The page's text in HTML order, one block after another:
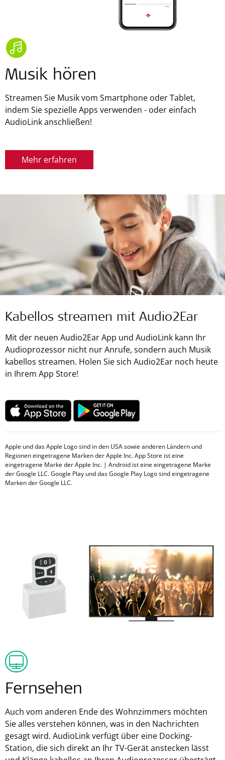
Musik hören
Streamen Sie Musik vom Smartphone oder Tablet,
indem Sie spezielle Apps verwenden - oder einfach
AudioLink anschließen!
Mehr erfahren
Kabellos streamen mit Audio2Ear
Mit der neuen Audio2Ear App und AudioLink kann Ihr
Audioprozessor nicht nur Anrufe, sondern auch Musik
kabellos streamen. Holen Sie sich Audio2Ear noch heute
in Ihrem App Store!
Apple und das Apple Logo sind in den USA sowie anderen Ländern und
Regionen eingetragene Marken der Apple Inc. App Store ist eine
eingetragene Marke der Apple Inc. | Android ist eine eingetragene Marke
der Google LLC. Google Play und das Google Play Logo sind eingetragene
Marken der Google LLC.
Fernsehen
Auch vom anderen Ende des Wohnzimmers möchten
Sie alles verstehen können, was in den Nachrichten
gesagt wird. AudioLink verfügt über eine Docking-
Station, die sich direkt an Ihr TV-Gerät anstecken lässt